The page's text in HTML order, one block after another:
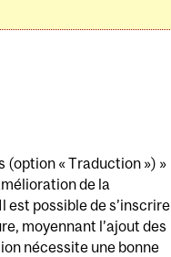
(option « Traduction ») »
de la
est possible de s’inscrire
moyennant l’ajout des
nécessite une bonne